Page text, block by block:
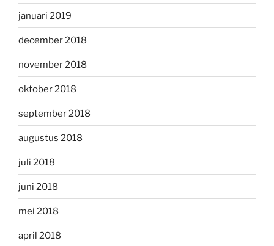
januari 2019
december 2018
november 2018
oktober 2018
september 2018
augustus 2018
juli 2018
juni 2018
mei 2018
april 2018